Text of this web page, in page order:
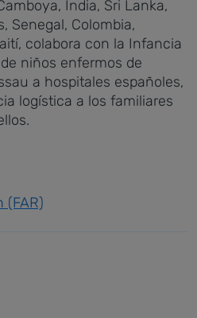
India, Sri Lanka,
Senegal, Colombia,
colabora con la Infancia
niños enfermos de
a hospitales españoles,
logística a los familiares
(FAR)